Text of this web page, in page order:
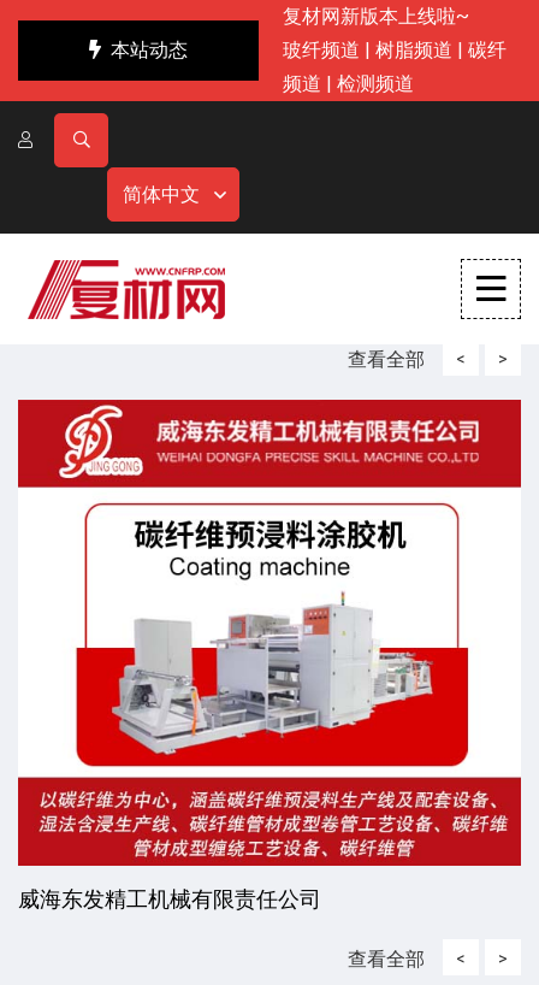
本站动态
复材网新版本上线啦~
玻纤频道 | 树脂频道 | 碳纤
频道 | 检测频道
简体中文
查看全部 <
威海东发精工机械有限责任公司
>
查看全部 < >